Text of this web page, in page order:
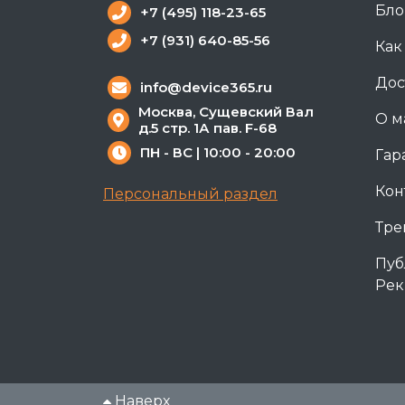
О
+7 (495) 118-23-65
+7 (931) 640-85-56
info@device365.ru
Москва, Сущевский Вал
д.5 стр. 1А пав. F-68
ПН - ВС | 10:00 - 20:00
Персональный раздел
Наверх